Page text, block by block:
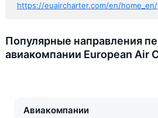
https://euaircharter.com/en/home_en/
Популярные направления
авиакомпании European Air
Авиакомпании